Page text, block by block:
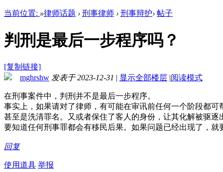
当前位置: »律师话题 › 刑事律师 › 刑事辩护› 帖子
判刑是最后一步程序吗？
[复制链接]
mghrshw 发表于 2023-12-31 | 显示全部楼层 |阅读模式
在刑事案件中，判刑并不是最后一步程序。
事实上，如果请对了律师，有可能在审讯前任何一个阶段都
甚至是洗清罪名。又或者保住了客人的身份，让其化解被驱
要知道任何刑事罪都会有移民后果。如果问题已经出现了，
回复
使用道具 举报